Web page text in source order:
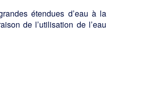
étendues d’eau à la
de l’utilisation de l’eau